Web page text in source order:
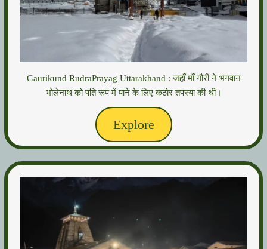
Gaurikund RudraPrayag Uttarakhand : जहाँ माँ गौरी ने भगवान
भोलेनाथ को पति रूप में पाने के लिए कठोर तपस्या की थी।
Explore